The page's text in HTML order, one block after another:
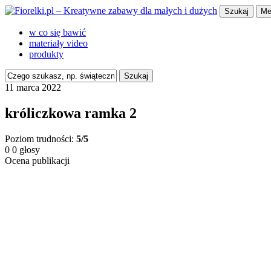
Szukaj
w co się bawić
materiały video
produkty
Szukaj
11 marca 2022
króliczkowa ramka 2
Poziom trudności: 5/5
0 0 głosy
Ocena publikacji